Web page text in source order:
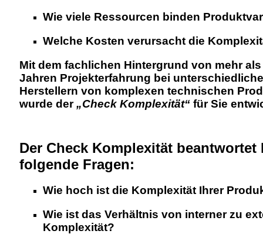
Wie viele Ressourcen binden
Welche Kosten verursacht die
Mit dem fachlichen Hintergrund von mehr
Jahren Projekterfahrung bei
Herstellern von komplexen technischen
wurde der„Check Komplexität“für Sie
Der Check Komplexität beantwortet
folgende Fragen:
Wie hoch ist die Komplexität Ihrer
Wie ist das Verhältnis von interner zu
Komplexität?